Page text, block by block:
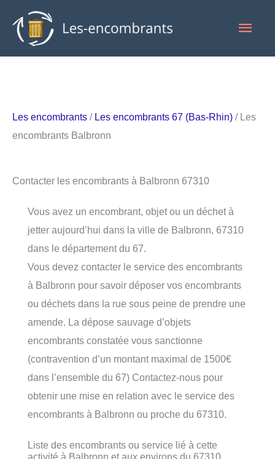
contenu
Les encombrants / Les encombrants 67 (Bas-Rhin) / Les
encombrants Balbronn
Contacter les encombrants à Balbronn 67310
Vous avez un encombrant, objet ou un déchet à
jetter aujourd’hui dans la ville de Balbronn, 67310
dans le département du 67.
Vous devez contacter le service des encombrants
à Balbronn pour savoir déposer vos encombrants
ou déchets dans la rue sous peine de prendre une
amende. La dépose sauvage d’objets
encombrants constatée vous sanctionne
(contravention d’un montant maximal de 1500€
dans l’ensemble du 67) Contactez-nous pour
obtenir une mise en relation avec le service des
encombrants à Balbronn ou proche du 67310.
Liste des encombrants ou service lié à cette
activité à Balbronn et aux environs du 67310.